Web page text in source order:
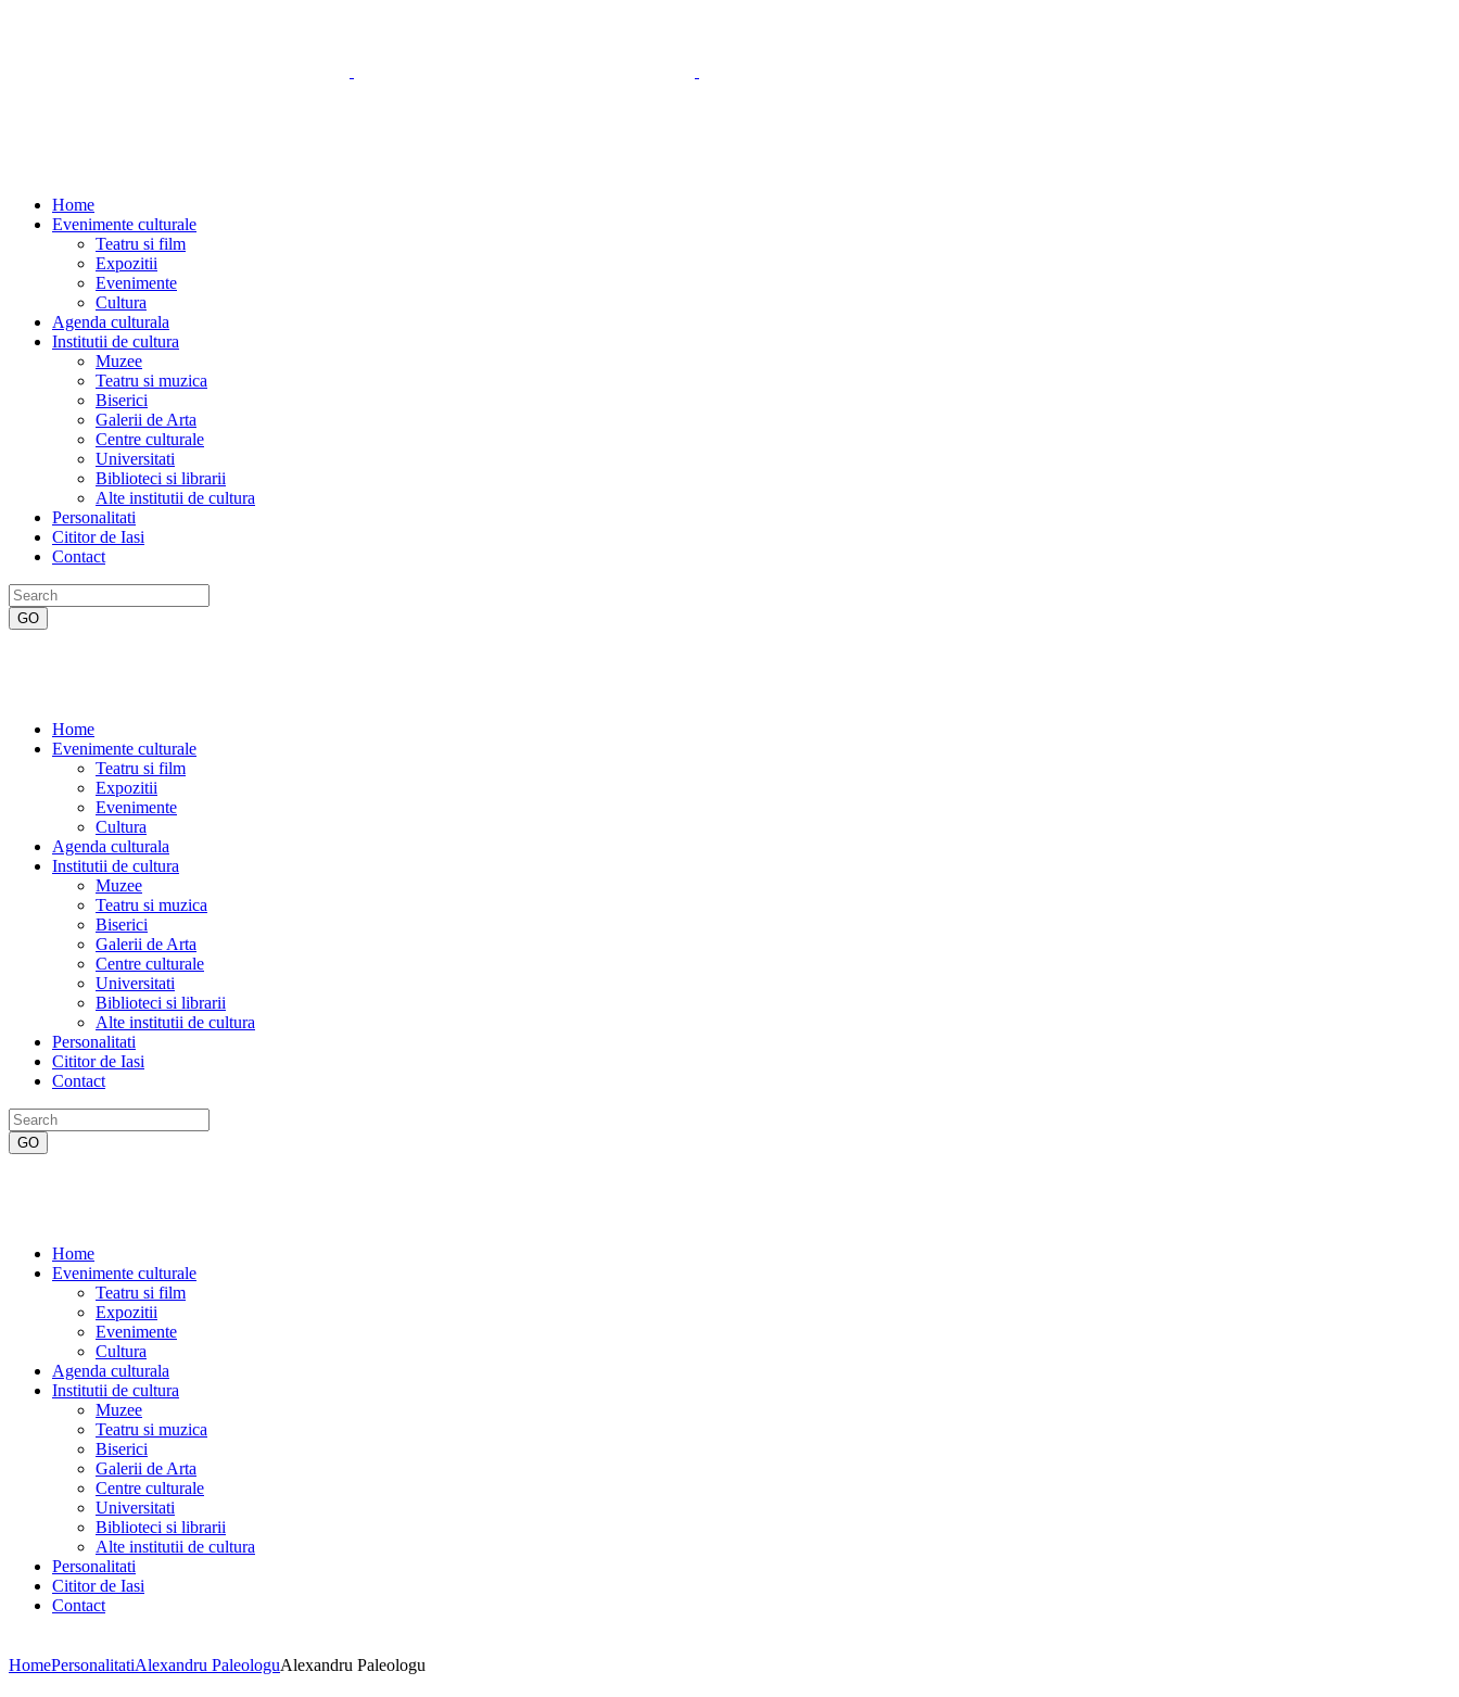
Home
Evenimente culturale
Teatru si film
Expozitii
Evenimente
Cultura
Agenda culturala
Institutii de cultura
Muzee
Teatru si muzica
Biserici
Galerii de Arta
Centre culturale
Universitati
Biblioteci si librarii
Alte institutii de cultura
Personalitati
Cititor de Iasi
Contact
Home
Evenimente culturale
Teatru si film
Expozitii
Evenimente
Cultura
Agenda culturala
Institutii de cultura
Muzee
Teatru si muzica
Biserici
Galerii de Arta
Centre culturale
Universitati
Biblioteci si librarii
Alte institutii de cultura
Personalitati
Cititor de Iasi
Contact
Home
Evenimente culturale
Teatru si film
Expozitii
Evenimente
Cultura
Agenda culturala
Institutii de cultura
Muzee
Teatru si muzica
Biserici
Galerii de Arta
Centre culturale
Universitati
Biblioteci si librarii
Alte institutii de cultura
Personalitati
Cititor de Iasi
Contact
HomePersonalitatiAlexandru PaleologuAlexandru Paleologu